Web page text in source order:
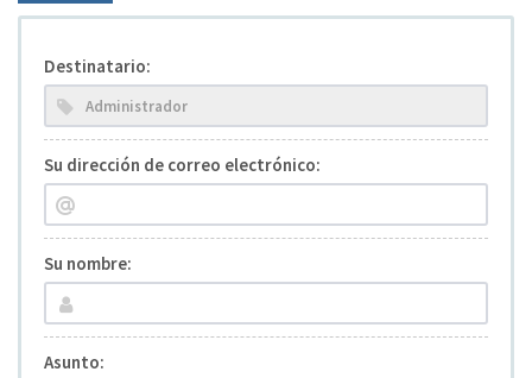
Destinatario:
Su dirección de correo electrónico:
Su nombre:
Asunto: